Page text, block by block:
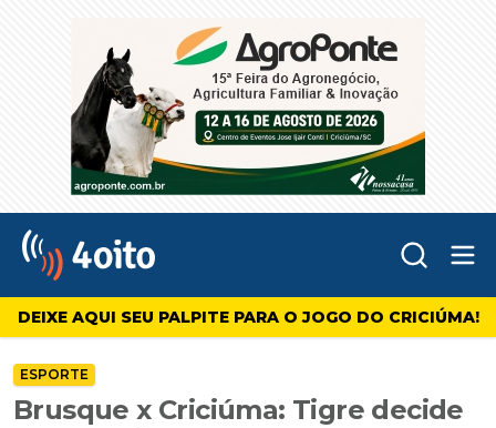
4oito
DEIXE AQUI SEU PALPITE PARA O JOGO DO CRICIÚMA!
ESPORTE
Brusque x Criciúma: Tigre decide